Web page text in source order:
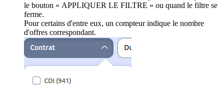
le bouton « APPLIQUER LE FILTRE » ou quand le filtre se
ferme.
Pour certains d'entre eux, un compteur indique le nombre
d'offres correspondant.